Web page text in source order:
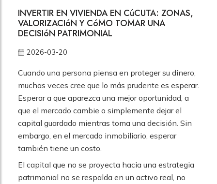
INVERTIR EN VIVIENDA EN CúCUTA: ZONAS,
VALORIZACIóN Y CóMO TOMAR UNA
DECISIóN PATRIMONIAL
2026-03-20
Cuando una persona piensa en proteger su dinero,
muchas veces cree que lo más prudente es esperar.
Esperar a que aparezca una mejor oportunidad, a
que el mercado cambie o simplemente dejar el
capital guardado mientras toma una decisión. Sin
embargo, en el mercado inmobiliario, esperar
también tiene un costo.
El capital que no se proyecta hacia una estrategia
patrimonial no se respalda en un activo real, no